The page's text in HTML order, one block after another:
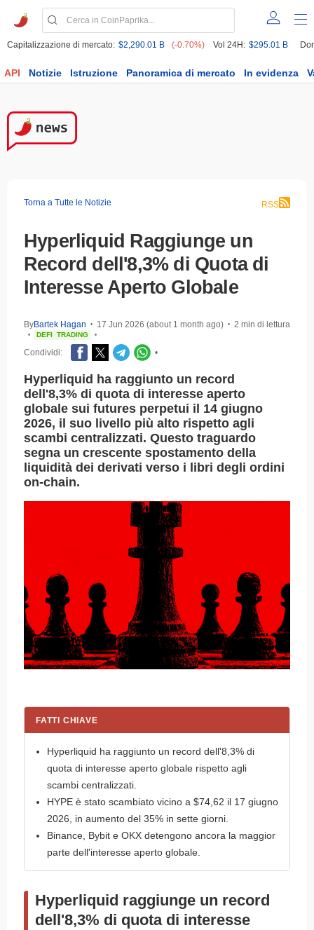
Capitalizzazione di mercato: $2,290.01 B (-0.70%) Vol 24H: $295.01 B
API Notizie Istruzione Panoramica di mercato In evidenza
Torna a Tutte le Notizie RSS
Hyperliquid Raggiunge un
Record dell'8,3% di Quota di
Interesse Aperto Globale
ByBartek Hagan • 17 Jun 2026 (about 1 month ago) • 2 min di lettura
• DEFI TRADING •
Condividi: •
Hyperliquid ha raggiunto un record
dell'8,3% di quota di interesse aperto
globale sui futures perpetui il 14 giugno
2026, il suo livello più alto rispetto agli
scambi centralizzati. Questo traguardo
segna un crescente spostamento della
liquidità dei derivati verso i libri degli ordini
on-chain.
FATTI CHIAVE
Hyperliquid ha raggiunto un record dell'8,3% di
quota di interesse aperto globale rispetto agli
scambi centralizzati.
HYPE è stato scambiato vicino a $74,62 il 17 giugno
2026, in aumento del 35% in sette giorni.
Binance, Bybit e OKX detengono ancora la maggior
parte dell'interesse aperto globale.
Hyperliquid raggiunge un record
dell'8,3% di quota di interesse